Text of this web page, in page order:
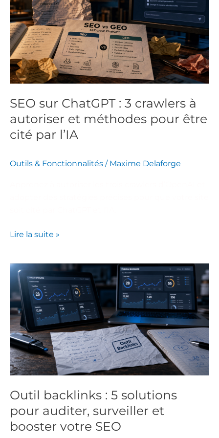
SEO sur ChatGPT : 3 crawlers à
autoriser et méthodes pour être
cité par l’IA
Outils & Fonctionnalités / Maxime Delaforge
ChatGPT
:
3
crawlers
à
autoriser
et
pour
être
cité
Lire la suite »
Outil backlinks : 5 solutions
pour auditer, surveiller et
booster votre SEO
Outil
backlinks
5
solutions
pour
auditer,
surveiller
et
votre
SEO